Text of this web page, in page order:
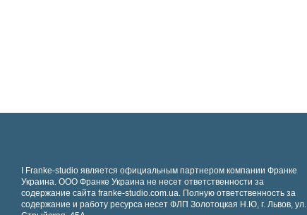
І Franke-studio является официальным партнером компании Франке
Украина. ООО Франке Украина не несет ответственности за
содержание сайта franke-studio.com.ua. Полную ответственность за
содержание и работу ресурса несет ФЛП Золотоцкая Н.Ю, г. Львов, ул.